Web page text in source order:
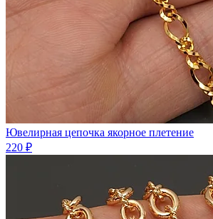
Ювелирная цепочка якорное плетение
220 ₽